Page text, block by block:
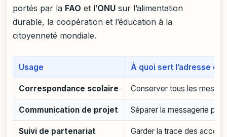
portés par la FAO et l’ONU sur l’alimentation
durable, la coopération et l’éducation à la
citoyenneté mondiale.
Usage À quoi sert l’adresse
Correspondance scolaire Conserver tous les
Communication de projet Séparer la messagerie
Suivi de partenariat Garder la trace des